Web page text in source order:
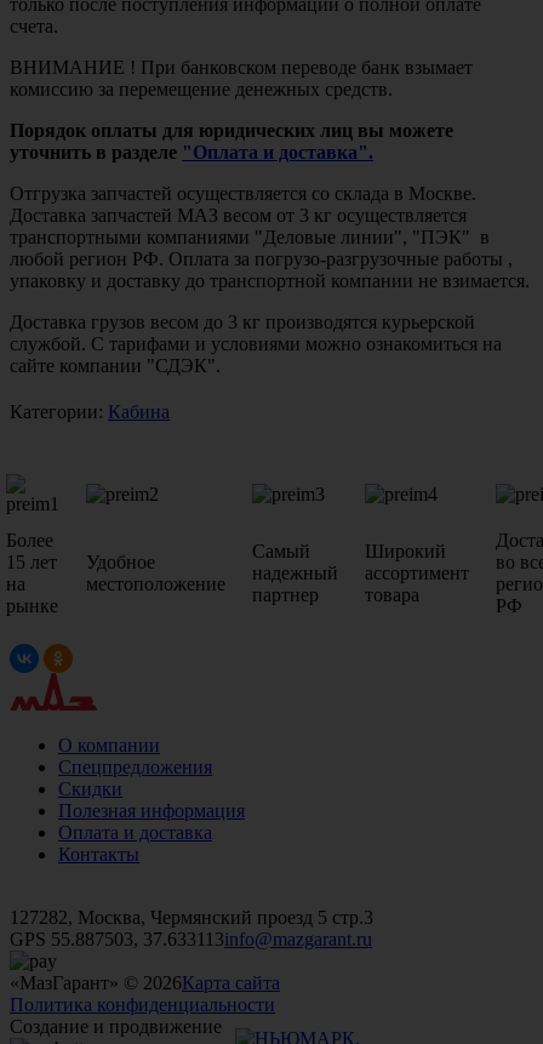
счета.
ВНИМАНИЕ ! При банковском переводе банк взымает
комиссию за перемещение денежных средств.
Порядок оплаты для юридических лиц вы можете
уточнить в разделе "Оплата и доставка".
Отгрузка запчастей осуществляется со склада в Москве.
Доставка запчастей МАЗ весом от 3 кг осуществляется
транспортными компаниями "Деловые линии", "ПЭК" в
любой регион РФ. Оплата за погрузо-разгрузочные работы ,
упаковку и доставку до транспортной компании не взимается.
Доставка грузов весом до 3 кг производятся курьерской
службой. С тарифами и условиями можно ознакомиться на
сайте компании "СДЭК".
Категории: Кабина
Более
15 лет
на
рынке
Удобное
местоположение
Самый
надежный
партнер
Широкий
ассортимент
товара
во
РФ
О компании
Спецпредложения
Скидки
Полезная информация
Оплата и доставка
Контакты
127282, Москва, Чермянский проезд 5 стр.3
GPS 55.887503, 37.633113info@mazgarant.ru
«МазГарант» © 2026Карта сайта
Политика конфиденциальности
Создание и продвижение